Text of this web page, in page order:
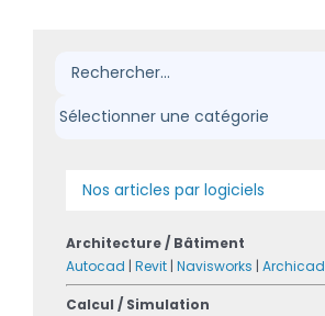
Rechercher:
Nos articles par logiciels
Architecture / Bâtiment
Autocad | Revit | Navisworks | Archicad
Calcul / Simulation